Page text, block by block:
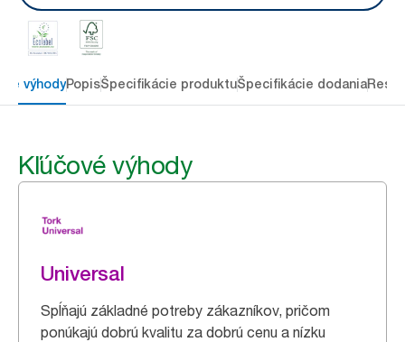
výhodyPopisŠpecifikácie produktuŠpecifikácie dodania
Kľúčové výhody
Universal
Spĺňajú základné potreby zákazníkov, pričom
ponúkajú dobrú kvalitu za dobrú cenu a nízku